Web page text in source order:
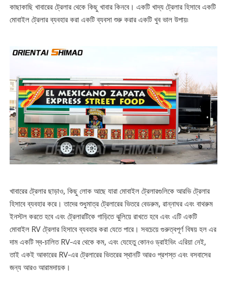
কাছাকাছি খাবারের ট্রেলার থেকে কিছু খাবার কিনবে। একটি খাদ্য ট্রেলার হিসাবে একটি
মোবাইল ট্রেলার ব্যবহার করা একটি ব্যবসা শুরু করার একটি খুব ভাল উপায়৷
খাবারের ট্রেলার ছাড়াও, কিছু লোক আছে যারা মোবাইল ট্রেলারগুলিকে আরভি ট্রেলার
হিসাবে ব্যবহার করে। তাদের শুধুমাত্র ট্রেলারের ভিতরে বেডরুম, রান্নাঘর এবং বাথরুম
ইনস্টল করতে হবে এবং ট্রেলারটিকে গাড়িতে ঝুলিয়ে রাখতে হবে এবং এটি একটি
মোবাইল RV ট্রেলার হিসাবে ব্যবহার করা যেতে পারে। সবচেয়ে গুরুত্বপূর্ণ বিষয় হল এর
দাম একটি স্ব-চালিত RV-এর থেকে কম, এবং যেহেতু কোনও ড্রাইভিং এরিয়া নেই,
তাই একই আকারের RV-এর ট্রেলারের ভিতরের স্থানটি আরও প্রশস্ত এবং বসবাসের
জন্য আরও আরামদায়ক।